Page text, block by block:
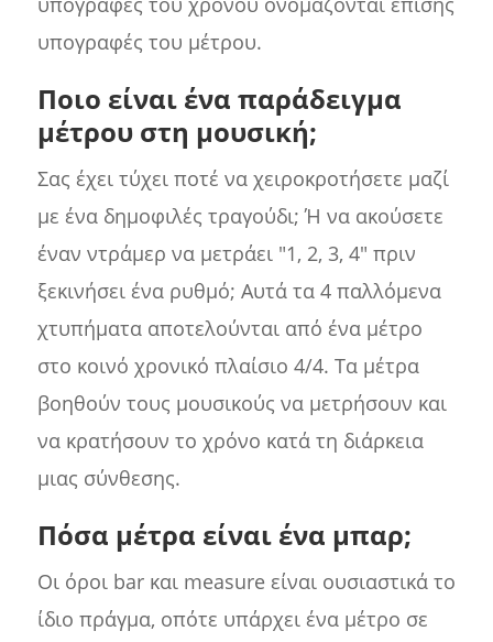
υπογραφές του μέτρου.
Ποιο είναι ένα παράδειγμα
μέτρου στη μουσική;
Σας έχει τύχει ποτέ να χειροκροτήσετε μαζί
με ένα δημοφιλές τραγούδι; Ή να ακούσετε
έναν ντράμερ να μετράει "1, 2, 3, 4" πριν
ξεκινήσει ένα ρυθμό; Αυτά τα 4 παλλόμενα
χτυπήματα αποτελούνται από ένα μέτρο
στο κοινό χρονικό πλαίσιο 4/4. Τα μέτρα
βοηθούν τους μουσικούς να μετρήσουν και
να κρατήσουν το χρόνο κατά τη διάρκεια
μιας σύνθεσης.
Πόσα μέτρα είναι ένα μπαρ;
Οι όροι bar και measure είναι ουσιαστικά το
ίδιο πράγμα, οπότε υπάρχει ένα μέτρο σε